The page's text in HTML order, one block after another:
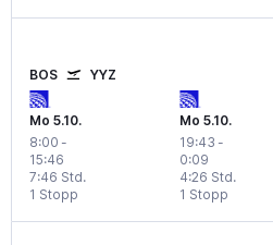
BOS YYZ
Mo 5.10.
8:00 -
15:46
1 Stopp
7:46 Std.
Mo 5.10.
19:43 -
0:09
1 Stopp
4:26 Std.